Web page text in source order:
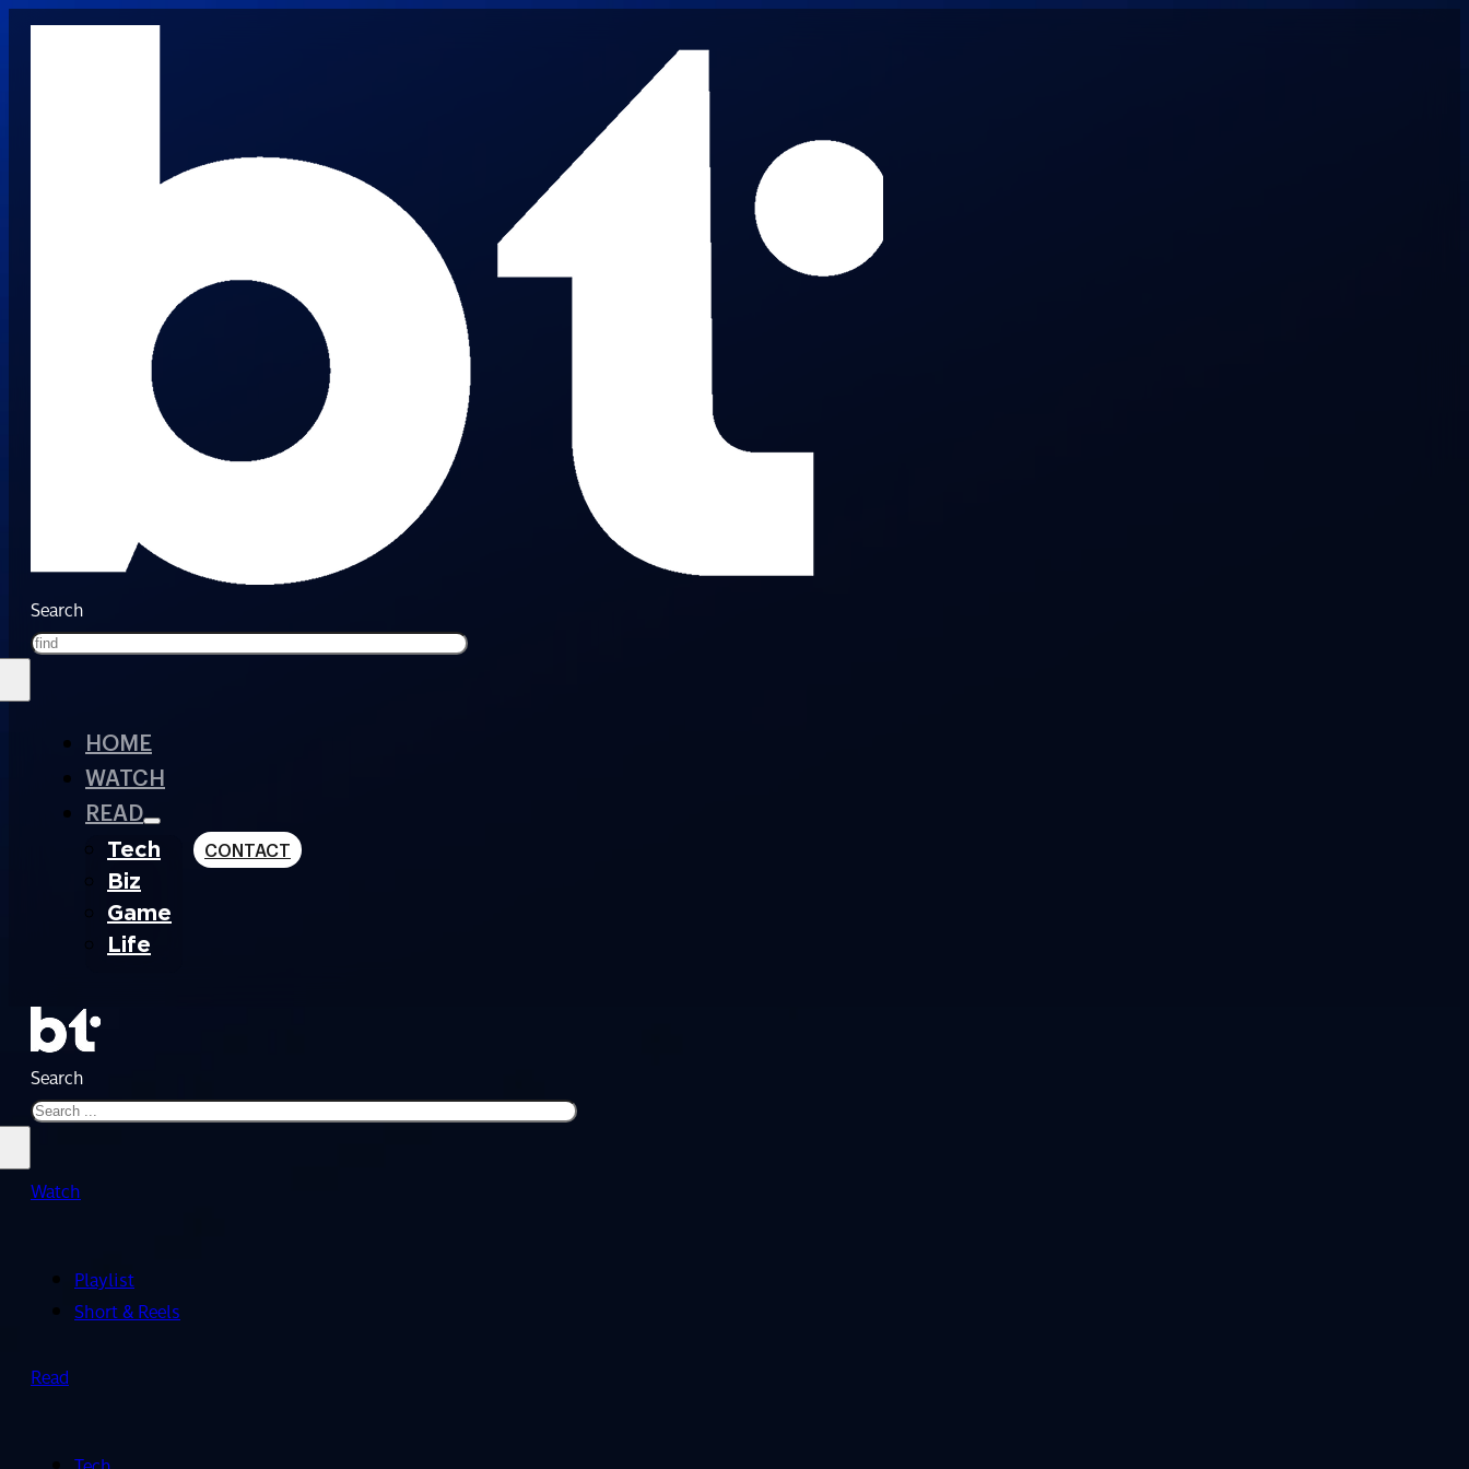
Search
HOME
WATCH
READ
Tech
Biz
Game
Life
CONTACT
Search
Watch
Playlist
Short & Reels
Read